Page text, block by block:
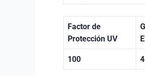
Factor de
Protección UV
100 4